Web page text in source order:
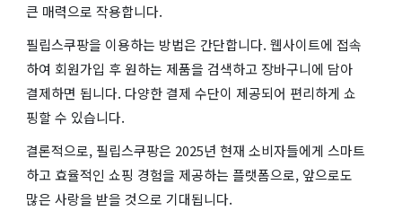
큰 매력으로 작용합니다.
필립스쿠팡을 이용하는 방법은 간단합니다. 웹사이트에 접속
하여 회원가입 후 원하는 제품을 검색하고 장바구니에 담아
결제하면 됩니다. 다양한 결제 수단이 제공되어 편리하게 쇼
핑할 수 있습니다.
결론적으로, 필립스쿠팡은 2025년 현재 소비자들에게 스마트
하고 효율적인 쇼핑 경험을 제공하는 플랫폼으로, 앞으로도
많은 사랑을 받을 것으로 기대됩니다.